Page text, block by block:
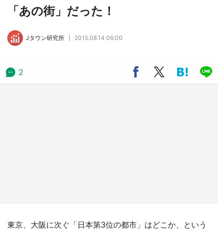
アニメ『はたらく細胞』と神奈川県の3度目コ
ラボ 作品の世界観通じて「小児がん」学べる
「あの街」だった！
Jタウン研究所 2015.08.14 06:00
2
東京、大阪に次ぐ「日本第3位の都市」はどこか、という